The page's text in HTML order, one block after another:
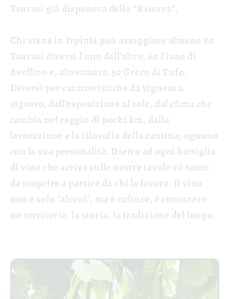
Taurasi già disponeva della “Riserva”.
Chi viene in Irpinia può assaggiare almeno 80
Taurasi diversi l'uno dall'altro, 60 Fiano di
Avellino e, altrettanto, 50 Greco di Tufo.
Diversi per caratteristiche da vigneto a
vigneto, dall'esposizione al sole, dal clima che
cambia nel raggio di pochi km, dalla
lavorazione e la filosofia della cantina; ognuno
con la sua personalità. Dietro ad ogni bottiglia
di vino che arriva sulle nostre tavole c'è tanto
da scoprire a partire da chi lo lavora. Il vino
non è solo "alcool", ma è cultura, è conoscere
un territorio, la storia, la tradizione del luogo.